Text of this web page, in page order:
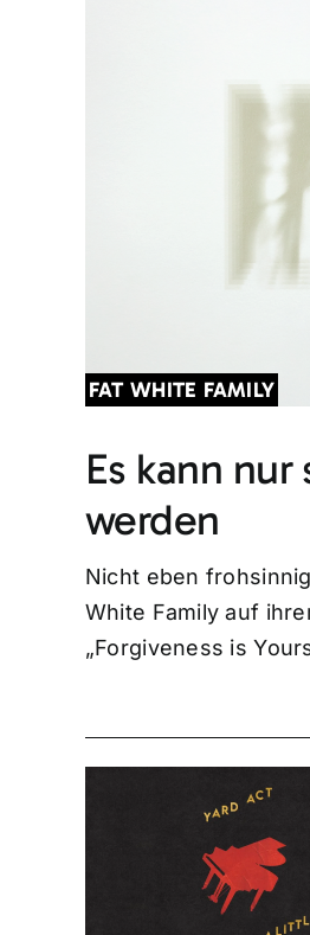
FAT WHITE FAMILY
Es kann
werden
Nicht eben
White Family auf
„Forgiveness is